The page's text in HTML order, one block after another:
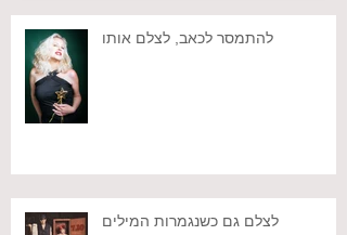
להתמסר לכאב, לצלם אותו
לצלם גם כשנגמרות המילים